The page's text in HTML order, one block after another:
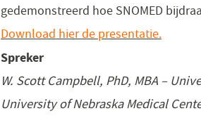
gedemonstreerd hoe SNOMED
Download hier de presentatie.
Spreker
W. Scott Campbell, PhD, MBA –
University of Nebraska Medical